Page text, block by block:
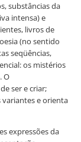
substâncias da
intensa) e
livros de
(no sentido
seqüências,
os mistérios
O
ser e criar;
e orienta
expressões da